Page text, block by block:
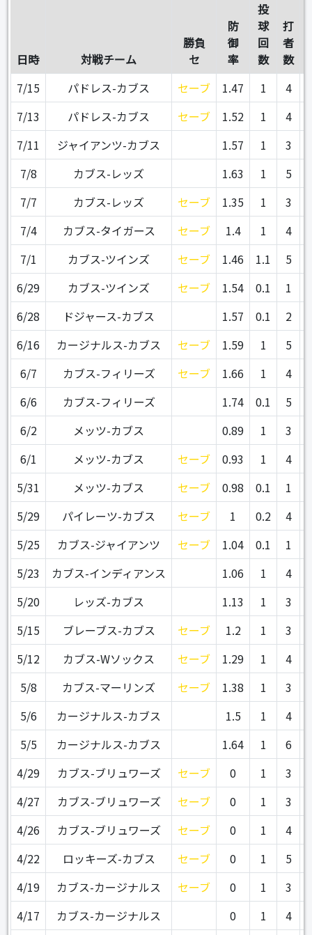
日時 対戦チーム
勝負
セ
防
御
率
投
球
回
数
打
者
数
7/15
パドレス-カブス セーブ 1.47 1 4
7/13
パドレス-カブス セーブ 1.52 1 4
7/11
ジャイアンツ-カブス 1.57 1 3
7/8
カブス-レッズ 1.63 1 5
7/7
カブス-レッズ セーブ 1.35 1 3
7/4
カブス-タイガース セーブ 1.4 1 4
7/1
カブス-ツインズ セーブ 1.46 1.1 5
6/29
カブス-ツインズ セーブ 1.54 0.1 1
6/28
ドジャース-カブス 1.57 0.1 2
6/16
カージナルス-カブス セーブ 1.59 1 5
6/7
カブス-フィリーズ セーブ 1.66 1 4
6/6
カブス-フィリーズ 1.74 0.1 5
6/2
メッツ-カブス 0.89 1 3
6/1
メッツ-カブス セーブ 0.93 1 4
5/31
メッツ-カブス セーブ 0.98 0.1 1
5/29
パイレーツ-カブス セーブ 1 0.2 4
5/25
カブス-ジャイアンツ セーブ 1.04 0.1 1
5/23
カブス-インディアンス 1.06 1 4
5/20
レッズ-カブス 1.13 1 3
5/15
ブレーブス-カブス セーブ 1.2 1 3
5/12
カブス-Wソックス セーブ 1.29 1 4
5/8
カブス-マーリンズ セーブ 1.38 1 3
5/6
カージナルス-カブス 1.5 1 4
5/5
カージナルス-カブス 1.64 1 6
4/29
カブス-ブリュワーズ セーブ 0 1 3
4/27
カブス-ブリュワーズ セーブ 0 1 3
4/26
カブス-ブリュワーズ セーブ 0 1 4
4/22
ロッキーズ-カブス セーブ 0 1 5
4/19
カブス-カージナルス セーブ 0 1 3
4/17
カブス-カージナルス 0 1 4